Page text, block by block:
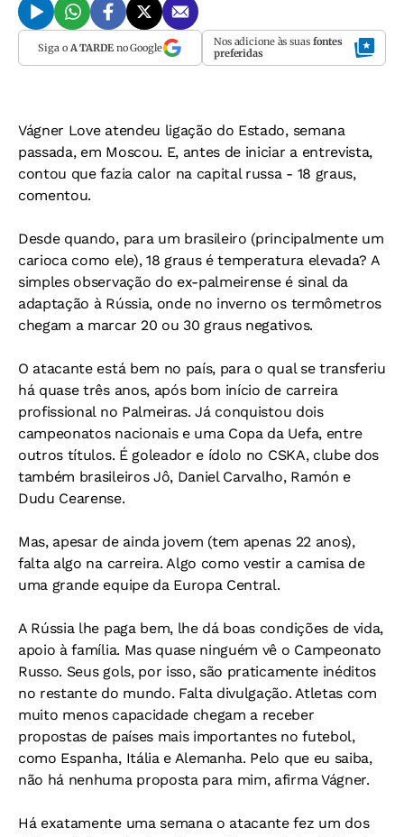
Siga o A TARDEno Google Nos adicione às suas fontes
preferidas
Vágner Love atendeu ligação do Estado, semana
passada, em Moscou. E, antes de iniciar a entrevista,
contou que fazia calor na capital russa - 18 graus,
comentou.
Desde quando, para um brasileiro (principalmente um
carioca como ele), 18 graus é temperatura elevada? A
simples observação do ex-palmeirense é sinal da
adaptação à Rússia, onde no inverno os termômetros
chegam a marcar 20 ou 30 graus negativos.
O atacante está bem no país, para o qual se transferiu
há quase três anos, após bom início de carreira
profissional no Palmeiras. Já conquistou dois
campeonatos nacionais e uma Copa da Uefa, entre
outros títulos. É goleador e ídolo no CSKA, clube dos
também brasileiros Jô, Daniel Carvalho, Ramón e
Dudu Cearense.
Mas, apesar de ainda jovem (tem apenas 22 anos),
falta algo na carreira. Algo como vestir a camisa de
uma grande equipe da Europa Central.
A Rússia lhe paga bem, lhe dá boas condições de vida,
apoio à família. Mas quase ninguém vê o Campeonato
Russo. Seus gols, por isso, são praticamente inéditos
no restante do mundo. Falta divulgação. Atletas com
muito menos capacidade chegam a receber
propostas de países mais importantes no futebol,
como Espanha, Itália e Alemanha. Pelo que eu saiba,
não há nenhuma proposta para mim, afirma Vágner.
Há exatamente uma semana o atacante fez um dos